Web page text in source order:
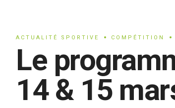
ACTUALITÉ SPORTIVE COMPÉTITION
Le
14 & 15